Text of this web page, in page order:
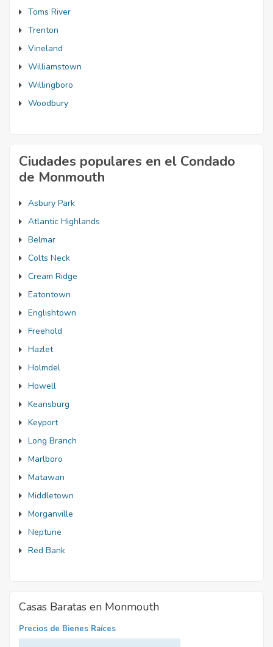
Toms River
Trenton
Vineland
Williamstown
Willingboro
Woodbury
Ciudades populares en el Condado
de Monmouth
Asbury Park
Atlantic Highlands
Belmar
Colts Neck
Cream Ridge
Eatontown
Englishtown
Freehold
Hazlet
Holmdel
Howell
Keansburg
Keyport
Long Branch
Marlboro
Matawan
Middletown
Morganville
Neptune
Red Bank
Casas Baratas en Monmouth
Precios de Bienes Raíces